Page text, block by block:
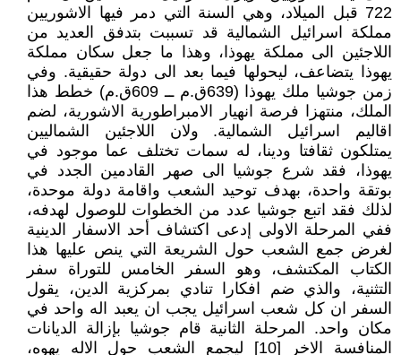
722 قبل الميلاد، وهي السنة التي دمر فيها الاشوريين
مملكة اسرائيل الشمالية قد تسببت بتدفق العديد من
اللاجئين الى مملكة يهوذا، وهذا ما جعل سكان مملكة
يهوذا يتضاعف، ليحولها فيما بعد الى دولة حقيقية. وفي
زمن جوشيا ملك يهوذا (639ق.م ــ 609ق.م) خطط هذا
الملك، منتهزا فرصة انهيار الامبراطورية الاشورية، لضم
اقاليم اسرائيل الشمالية. ولان اللاجئين الشماليين
يمتلكون ثقافتا ودينا، له سمات تختلف عما موجود في
يهوذا، فقد شرع جوشيا الى صهر القادمين الجدد في
بوتقة واحدة، بهدف توحيد الشعب واقامة دولة موحدة،
لذلك فقد اتبع جوشيا عدد من الخطوات للوصول لهدفه،
ففي المرحلة الاولى إدعى اكتشاف أحد الاسفار الدينية
لغرض جمع الشعب حول الشريعة التي ينص عليها هذا
الكتاب المكتشف، وهو السفر الخامس للتوراة سفر
التثنية، والذي ضم افكارا تنادي بمركزية الدين، يقول
السفر ان كل شعب اسرائيل يجب ان يعبد اله واحد في
مكان واحد. المرحلة الثانية قام جوشيا بإزالة الديانات
المنافسة الاخر [10] ليجمع الشعب حول الاله يهوه،